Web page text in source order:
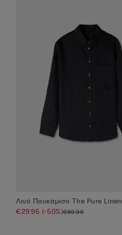
Λινό Πουκάμισο The Pure Linen
€29.95 (-50%)€59.90